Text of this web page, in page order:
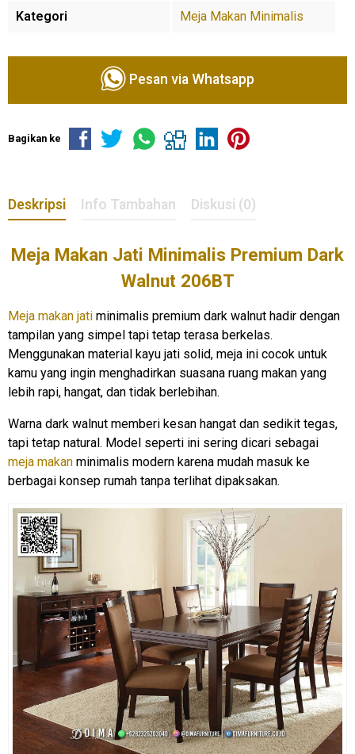
Kategori Meja Makan Minimalis
Pesan via Whatsapp
Bagikan ke
Deskripsi Info Tambahan Diskusi (0)
Meja Makan Jati Minimalis Premium Dark
Walnut 206BT
Meja makan jati minimalis premium dark walnut hadir dengan
tampilan yang simpel tapi tetap terasa berkelas.
Menggunakan material kayu jati solid, meja ini cocok untuk
kamu yang ingin menghadirkan suasana ruang makan yang
lebih rapi, hangat, dan tidak berlebihan.
Warna dark walnut memberi kesan hangat dan sedikit tegas,
tapi tetap natural. Model seperti ini sering dicari sebagai
meja makan minimalis modern karena mudah masuk ke
berbagai konsep rumah tanpa terlihat dipaksakan.